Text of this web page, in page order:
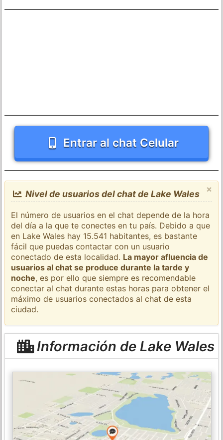
Entrar al chat Celular
×
Nivel de usuarios del chat de Lake Wales
El número de usuarios en el chat depende de la hora
del día a la que te conectes en tu país. Debido a que
en Lake Wales hay 15.541 habitantes, es bastante
fácil que puedas contactar con un usuario
conectado de esta localidad. La mayor afluencia de
usuarios al chat se produce durante la tarde y
noche, es por ello que siempre es recomendable
conectar al chat durante estas horas para obtener el
máximo de usuarios conectados al chat de esta
ciudad.
Información de Lake Wales